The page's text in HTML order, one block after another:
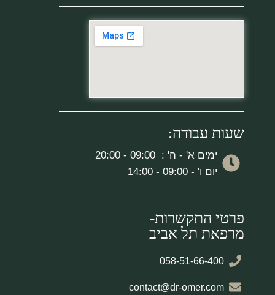
שעות עבודה:
ימים א' - ה' : 09:00 - 20:00
יום ו' - 09:00 - 14:00
פרטי התקשרות-
מרפאת תל אביב
058-51-66-400
contact@dr-omer.com